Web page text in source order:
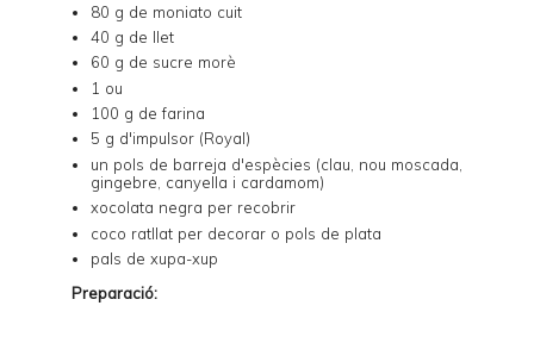
80 g de moniato cuit
40 g de llet
60 g de sucre morè
1 ou
100 g de farina
5 g d'impulsor (Royal)
un pols de barreja d'espècies (clau, nou moscada,
gingebre, canyella i cardamom)
xocolata negra per recobrir
coco ratllat per decorar o pols de plata
pals de xupa-xup
Preparació: